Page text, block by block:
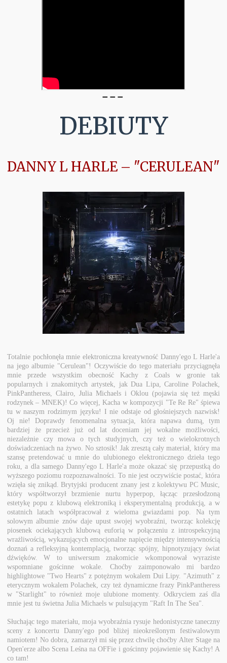
➖ ➖ ➖
DEBIUTY
DANNY L HARLE – "CERULEAN"
Totalnie pochłonęła mnie elektroniczna kreatywność Danny'ego L Harle'a
na jego albumie "Cerulean"! Oczywiście do tego materiału przyciągnęła
mnie przede wszystkim obecność Kachy z Coals w gronie tak
popularnych i znakomitych artystek, jak Dua Lipa, Caroline Polachek,
PinkPantheress, Clairo, Julia Michaels i Oklou (pojawia się też męski
rodzynek – MNEK)! Co więcej, Kacha w kompozycji "Te Re Re" śpiewa
tu w naszym rodzimym języku! I nie odstaje od głośniejszych nazwisk!
Oj nie! Doprawdy fenomenalna sytuacja, która napawa dumą, tym
bardziej że przecież już od lat doceniam jej wokalne możliwości,
niezależnie czy mowa o tych studyjnych, czy też o wielokrotnych
doświadczeniach na żywo. No sztosik! Jak zresztą cały materiał, który ma
szansę pretendować u mnie do ulubionego elektronicznego dzieła tego
roku, a dla samego Danny'ego L Harle'a może okazać się przepustką do
wyższego poziomu rozpoznawalności. To nie jest oczywiście postać, która
wzięła się znikąd. Brytyjski producent znany jest z kolektywu PC Music,
który współtworzył brzmienie nurtu hyperpop, łącząc przesłodzoną
estetykę popu z klubową elektroniką i eksperymentalną produkcją, a w
ostatnich latach współpracował z wieloma gwiazdami pop. Na tym
solowym albumie znów daje upust swojej wyobraźni, tworząc kolekcję
piosenek ociekających klubową euforią w połączeniu z introspekcyjną
wrażliwością, wykazujących emocjonalne napięcie między intensywnością
doznań a refleksyjną kontemplacją, tworząc spójny, hipnotyzujący świat
dźwięków. W to uniwersum znakomicie wkomponował wyraziste
wspomniane gościnne wokale. Choćby zaimponowało mi bardzo
highlightowe "Two Hearts" z potężnym wokalem Dui Lipy. "Azimuth" z
eterycznym wokalem Polachek, czy też dynamiczne frazy PinkPantheress
w "Starlight" to również moje ulubione momenty. Odkryciem zaś dla
mnie jest tu świetna Julia Michaels w pulsującym "Raft In The Sea".
Słuchając tego materiału, moja wyobraźnia rysuje hedonistyczne taneczny
sceny z koncertu Danny'ego pod bliżej nieokreślonym festiwalowym
namiotem! No dobra, zamarzył mi się przez chwilę choćby Alter Stage na
Open'erze albo Scena Leśna na OFFie i gościnny pojawienie się Kachy! A
co tam!